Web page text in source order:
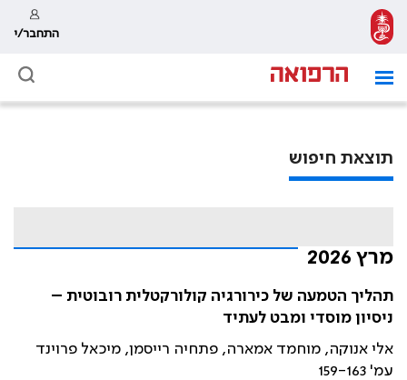
התחבר/י
תוצאת חיפוש
מרץ 2026
תהליך הטמעה של כירורגיה קולורקטלית רובוטית –
ניסיון מוסדי ומבט לעתיד
אלי אנוקה, מוחמד אמארה, פתחיה רייסמן, מיכאל פרוינד
עמ' 159-163